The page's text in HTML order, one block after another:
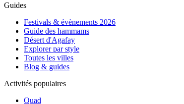
Guides
Festivals & évènements 2026
Guide des hammams
Désert d'Agafay
Explorer par style
Toutes les villes
Blog & guides
Activités populaires
Quad